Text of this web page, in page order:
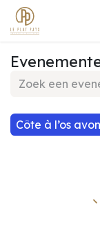
Côte à l’os